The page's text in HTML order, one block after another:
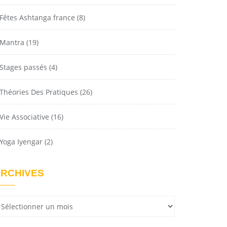
Fêtes Ashtanga france (8)
Mantra (19)
Stages passés (4)
Théories Des Pratiques (26)
Vie Associative (16)
Yoga Iyengar (2)